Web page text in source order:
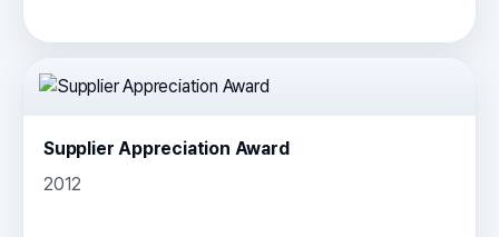
Supplier Appreciation Award
2012